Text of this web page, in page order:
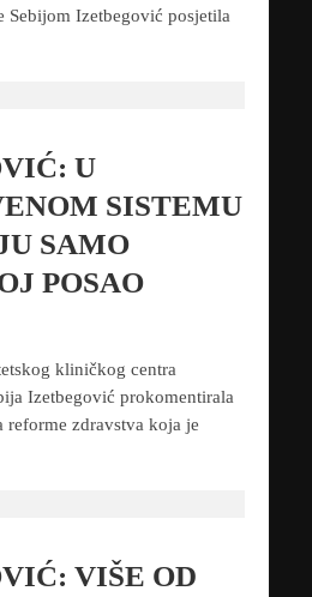
Sebijom Izetbegović posjetila
U
SISTEMU
SAMO
POSAO
kliničkog centra
Izetbegović prokomentirala
reforme zdravstva koja je
VIŠE OD